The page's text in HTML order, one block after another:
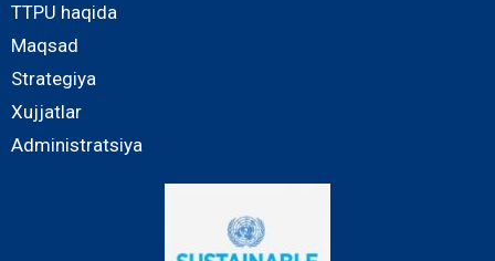
TTPU haqida
Maqsad
Strategiya
Xujjatlar
Administratsiya